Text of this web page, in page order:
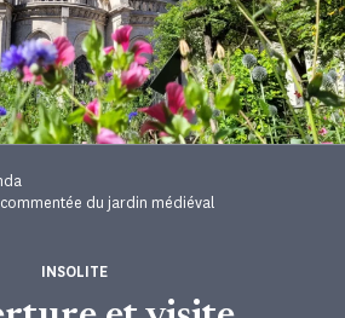
du jardin médiéval
INSOLITE